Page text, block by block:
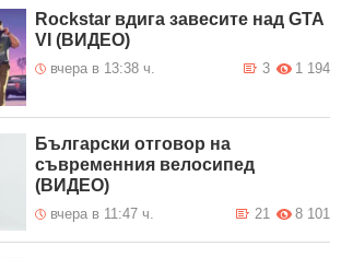
Rockstar вдига завесите над GTA
VI (ВИДЕО)
вчера в 13:38 ч. 1 194
3
Български отговор на
съвременния велосипед
(ВИДЕО)
вчера в 11:47 ч. 8 101
21